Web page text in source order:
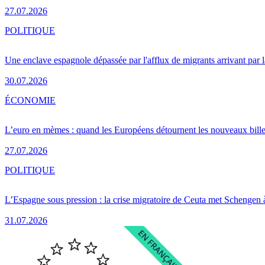
27.07.2026
Une enclave espagnole dépassée par l'afflux de migrants arrivant par
30.07.2026
POLITIQUE
L’euro en mèmes : quand les Européens détournent les nouveaux
27.07.2026
ÉCONOMIE
L’Espagne sous pression : la crise migratoire de Ceuta met Schengen
31.07.2026
POLITIQUE